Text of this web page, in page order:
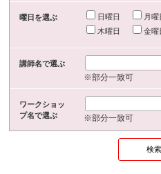
曜日を選ぶ 日曜日 月曜
木曜日
金曜
講師名で選ぶ
※部分一致可
ワークショッ
プ名で選ぶ
※部分一致可